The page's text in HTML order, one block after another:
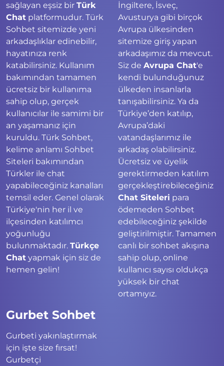
sağlayan eşsiz bir Türk
Chat platformudur. Türk
Sohbet sitemizde yeni
arkadaşlıklar edinebilir,
hayatınıza renk
katabilirsiniz. Kullanım
bakımından tamamen
ücretsiz bir kullanıma
sahip olup, gerçek
kullanıcılar ile samimi bir
an yaşamanız için
kuruldu. Türk Sohbet,
kelime anlamı Sohbet
Siteleri bakımından
Türkler ile chat
yapabileceğiniz kanalları
temsil eder. Genel olarak
Türkiye'nin her il ve
ilçesinden katılımcı
yoğunluğu
bulunmaktadır. Türkçe
Chat yapmak için siz de
hemen gelin!
İngiltere, İsveç,
Avusturya gibi birçok
Avrupa ülkesinden
sitemize giriş yapan
arkadaşımız da mevcut.
Siz de Avrupa Chat'e
kendi bulunduğunuz
ülkeden insanlarla
tanışabilirsiniz. Ya da
Türkiye’den katılıp,
Avrupa’daki
vatandaşlarımız ile
arkadaş olabilirsiniz.
Ücretsiz ve üyelik
gerektirmeden katılım
gerçekleştirebileceğiniz
Chat Siteleri para
ödemeden Sohbet
edebileceğiniz şekilde
geliştirilmiştir. Tamamen
canlı bir sohbet akışına
sahip olup, online
kullanıcı sayısı oldukça
yüksek bir chat
ortamıyız.
Gurbet Sohbet
Gurbeti yakınlaştırmak
için işte size fırsat!
Gurbetçi